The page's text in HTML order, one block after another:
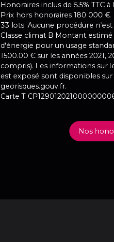
Honoraires inclus de 5.5% TTC
Prix hors honoraires 180 000
33 lots. Aucune procédure n'est
Classe climat B Montant
d'énergie pour un usage
1500.00 € sur les années 2021,
compris). Les informations sur
est exposé sont disponibles sur
georisques.gouv.fr.
Carte T
Nos